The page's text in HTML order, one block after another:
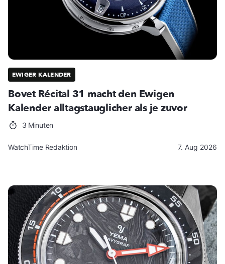
EWIGER KALENDER
Bovet Récital 31 macht den Ewigen
Kalender alltagstauglicher als je zuvor
3 Minuten
WatchTime Redaktion 7. Aug 2026